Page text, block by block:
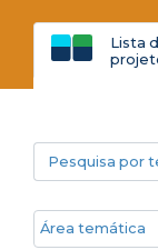
Lista
Pesquisa por
Áreas temáticas